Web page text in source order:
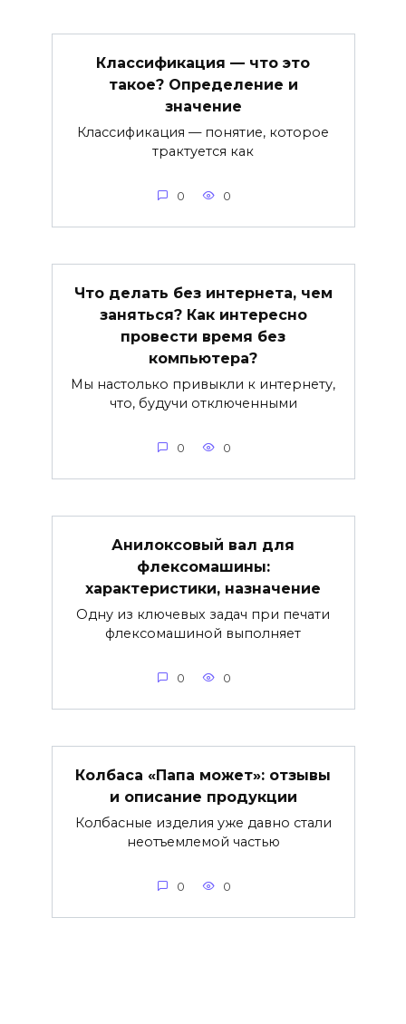
Классификация — что это
такое? Определение и
значение
Классификация — понятие, которое
трактуется как
0 0
Что делать без интернета, чем
заняться? Как интересно
провести время без
компьютера?
Мы настолько привыкли к интернету,
что, будучи отключенными
0 0
Анилоксовый вал для
флексомашины:
характеристики, назначение
Одну из ключевых задач при печати
флексомашиной выполняет
0 0
Колбаса «Папа может»: отзывы
и описание продукции
Колбасные изделия уже давно стали
неотъемлемой частью
0 0